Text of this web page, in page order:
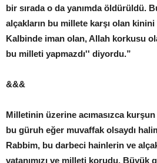
bir sırada o da yanımda öldürüldü.
alçakların bu millete karşı olan kinini
Kalbinde iman olan, Allah korkusu
bu milleti yapmazdı'' diyordu.”
&&&
Milletinin üzerine acımasızca
bu güruh eğer muvaffak olsaydı
Rabbim, bu darbeci hainlerin ve
vatanımızı ve milleti korudu. Büyük